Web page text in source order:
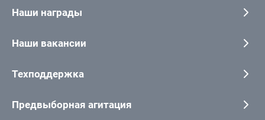
Наши награды
Наши вакансии
Техподдержка
Предвыборная агитация